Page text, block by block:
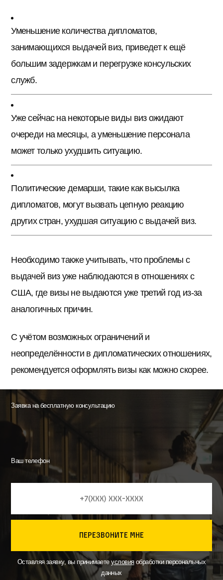
Уменьшение количества дипломатов,
занимающихся выдачей виз, приведет к ещё
большим задержкам и перегрузке консульских
служб.
Уже сейчас на некоторые виды виз ожидают
очереди на месяцы, а уменьшение персонала
может только ухудшить ситуацию.
Политические демарши, такие как высылка
дипломатов, могут вызвать цепную реакцию
других стран, ухудшая ситуацию с выдачей виз.
Необходимо также учитывать, что проблемы с
выдачей виз уже наблюдаются в отношениях с
США, где визы не выдаются уже третий год из-за
аналогичных причин.
С учётом возможных ограничений и
неопределённости в дипломатических отношениях,
рекомендуется оформлять визы как можно скорее.
Заявка на бесплатную консультацию
Ваш телефон
перезвоните мне
Оставляя заявку, вы принимаетеусловияобработки персональных
данных